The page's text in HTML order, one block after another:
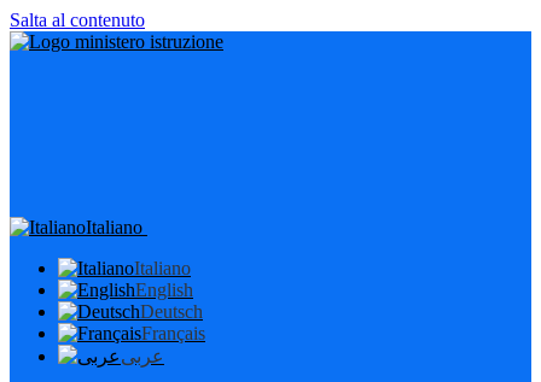
Salta al contenuto
Italiano
Italiano
English
Deutsch
Français
عربى